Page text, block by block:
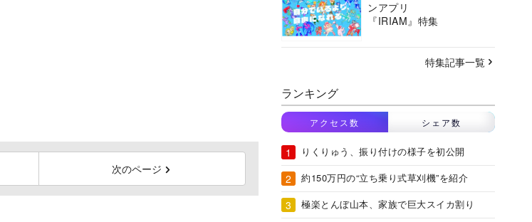
次のページ
ンアプリ
『IRIAM』特集
特集記事一覧
ランキング
アクセス数 シェア数
りくりゅう、振り付けの様子を初公開
約150万円の“立ち乗り式草刈機”を紹介
極楽とんぼ山本、家族で巨大スイカ割り